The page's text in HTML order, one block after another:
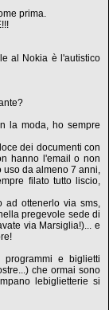
prima.
al Nokia è l'autistico
la moda, ho sempre
dei documenti con
hanno l'email o non
uso da almeno 7 anni,
filato tutto liscio,
ad ottenerlo via sms,
pregevole sede di
via Marsiglia!)... e
programmi e biglietti
che ormai sono
lebiglietterie si